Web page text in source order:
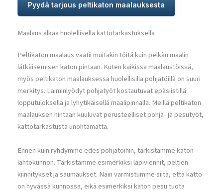
Pyydä tarjous peltikaton maalauksesta
Maalaus alkaa huolellisella kattotarkastuksella
Peltikaton maalaus vaatii muitakin töitä kuin pelkän maalin
lätkäisemisen katon pintaan. Kuten kaikissa maalaustöissä,
myös peltikaton maalauksessa huolellisilla pohjatöillä on suuri
merkitys. Laiminlyödyt pohjatyöt kostautuvat epäsiistillä
lopputuloksella ja lyhytikäisellä maalipinnalla. Meillä peltikaton
maalauksen hintaan kuuluvat perusteelliset pohja- ja pesutyöt,
kattotarkastusta unohtamatta.
Ennen kuin ryhdymme edes pohjatöihin, tarkistamme katon
lähtökunnon. Tarkistamme esimerkiksi läpiviennit, peltien
kiinnitykset ja saumaukset. Näin varmistumme siitä, että katto
on hyvässä kunnossa, eikä esimerkiksi katon pesu tuota